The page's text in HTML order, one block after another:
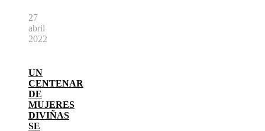
27
abril
2022
UN
CENTENAR
DE
MUJERES
DIVIÑAS
SE